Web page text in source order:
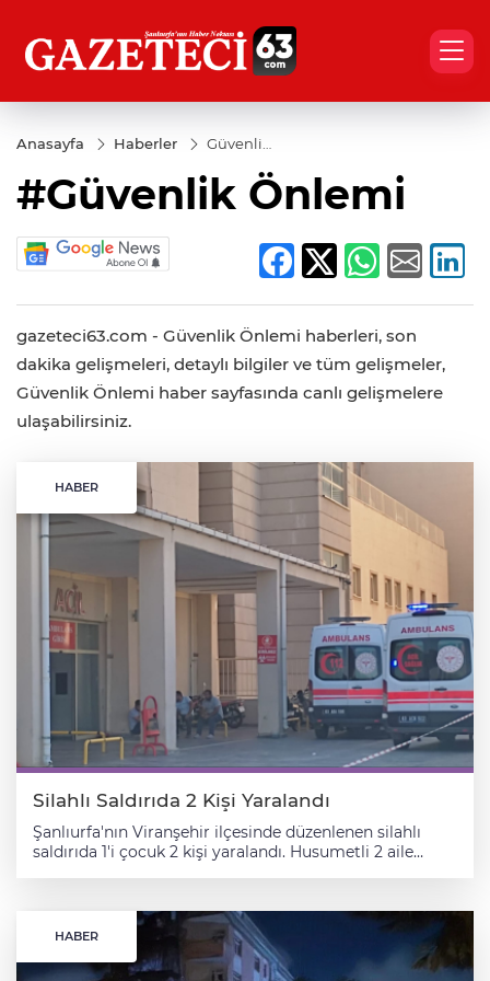
Anasayfa Haberler
Güvenlik
#Güvenlik Önlemi
gazeteci63.com - Güvenlik Önlemi haberleri, son
dakika gelişmeleri, detaylı bilgiler ve tüm gelişmeler,
Güvenlik Önlemi haber sayfasında canlı gelişmelere
ulaşabilirsiniz.
HABER
Silahlı Saldırıda 2 Kişi Yaralandı
Şanlıurfa'nın Viranşehir ilçesinde düzenlenen silahlı
saldırıda 1'i çocuk 2 kişi yaralandı. Husumetli 2 aile
ifadesinin alınmasının ardından sağlık kontrolü için
Viranşehir Devlet Hastanesi'ne getirildi. Hastane
bahçesinde husumetlisi olabileceği belirtilen 2 kişi
tarafından silahlı saldırı düzenlenen Metin A. (26) ile
HABER